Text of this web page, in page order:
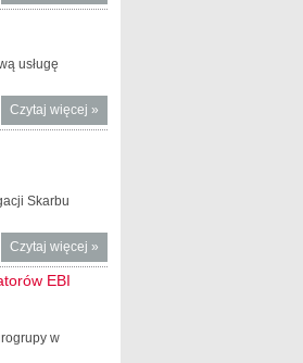
Teresa
gubernatorów
AIIB
usługę
Czytaj więcej o Uzyskaj
zaświadczenie
»
Skarbu
Czytaj więcej o Lipcowa oferta
oszczędnościowych
»
EBI
w